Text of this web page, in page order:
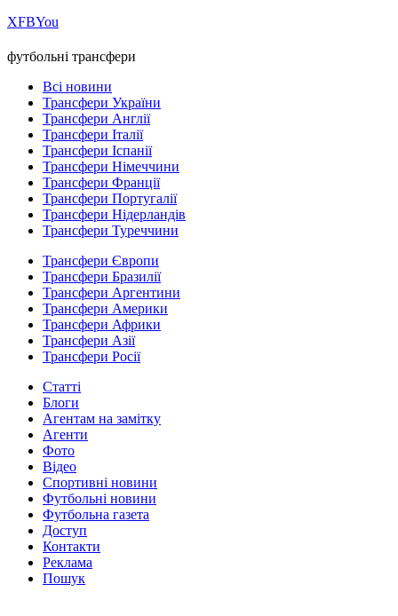
ХFBYou
футбольні трансфери
Всі новини
Трансфери України
Трансфери Англії
Трансфери Італії
Трансфери Іспанії
Трансфери Німеччини
Трансфери Франції
Трансфери Португалії
Трансфери Нідерландів
Трансфери Туреччини
Трансфери Європи
Трансфери Бразилії
Трансфери Аргентини
Трансфери Америки
Трансфери Африки
Трансфери Азії
Трансфери Росії
Статті
Блоги
Агентам на замітку
Агенти
Фото
Відео
Спортивні новини
Футбольні новини
Футбольна газета
Доступ
Контакти
Реклама
Пошук